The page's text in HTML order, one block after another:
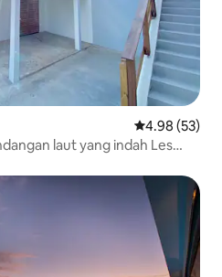
Penarafan
4.98 (53)
laut yang indah Les